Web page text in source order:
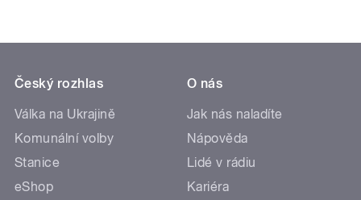
Český rozhlas
Válka na Ukrajině
Komunální volby
Stanice
eShop
O nás
Jak nás naladíte
Nápověda
Lidé v rádiu
Kariéra